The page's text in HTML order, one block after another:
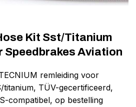
Kit Sst/Titanium
Speedbrakes Aviation
remleiding voor
titanium, TÜV-gecertificeerd,
compatibel, op bestelling